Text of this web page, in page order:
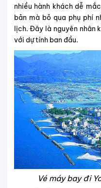
nhiều hành khách dễ
bản mà bỏ qua phụ phí
lịch. Đây là nguyên nhân
với dự tính ban đầu.
Vé máy bay đi